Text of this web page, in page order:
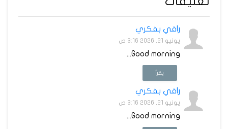
راقي بفكري
يونيو 21, 2026 3:16 ص
Good morning...
يقرأ
راقي بفكري
يونيو 21, 2026 3:16 ص
Good morning...